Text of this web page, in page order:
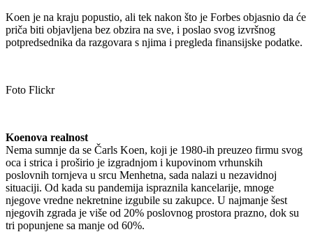
Koen je na kraju popustio, ali tek nakon što je Forbes objasnio da će
priča biti objavljena bez obzira na sve, i poslao svog izvršnog
potpredsednika da razgovara s njima i pregleda finansijske podatke.
Foto Flickr
Koenova realnost
Nema sumnje da se Čarls Koen, koji je 1980-ih preuzeo firmu svog
oca i strica i proširio je izgradnjom i kupovinom vrhunskih
poslovnih tornjeva u srcu Menhetna, sada nalazi u nezavidnoj
situaciji. Od kada su pandemija ispraznila kancelarije, mnoge
njegove vredne nekretnine izgubile su zakupce. U najmanje šest
njegovih zgrada je više od 20% poslovnog prostora prazno, dok su
tri popunjene sa manje od 60%.